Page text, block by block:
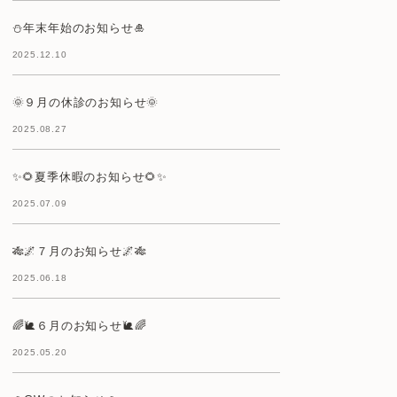
⛄年末年始のお知らせ🎍
2025.12.10
🌞９月の休診のお知らせ🌞
2025.08.27
✨🌻夏季休暇のお知らせ🌻✨
2025.07.09
🎋🌌７月のお知らせ🌌🎋
2025.06.18
🌈🐌６月のお知らせ🐌🌈
2025.05.20